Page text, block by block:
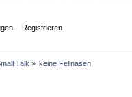
Registrieren
Talk » keine Fellnasen